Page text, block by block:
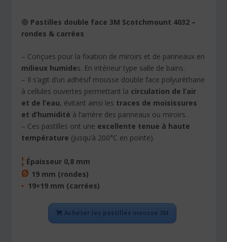
🔴 Pastilles double face 3M Scotchmount 4032 –
rondes & carrées
– Conçues pour la fixation de miroirs et de panneaux en
milieux humides. En intérieur type salle de bains.
– Il s’agit d’un adhésif mousse double face polyuréthane
à cellules ouvertes permettant la circulation de l’air
et de l’eau, évitant ainsi les traces de moisissures
et d’humidité à l’arrière des panneaux ou miroirs.
– Ces pastilles ont une excellente tenue à haute
température (jusqu’à 200°C en pointe).
¦ Épaisseur 0,8 mm
Ø 19 mm (rondes)
• 19×19 mm (carrées)
Acheter les pastilles mousse 3M